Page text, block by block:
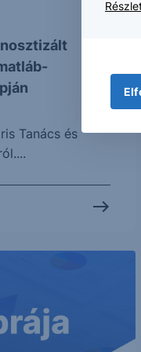
Tanács és